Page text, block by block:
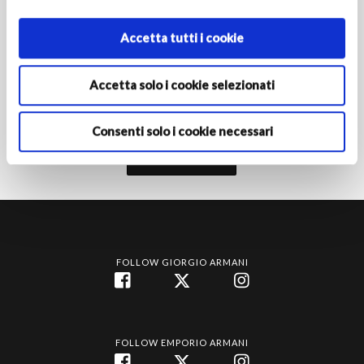
Accetta tutti i cookie
Accetta solo i cookie selezionati
Consenti solo i cookie necessari
Attivando l'iscrizione dichiari di avere almeno 16 anni e
autorizzi le Società del Gruppo Armani al trattamento dei tuoi
comunicazioni di marketing come indicato nellainformativa
FOLLOW GIORGIO ARMANI
FOLLOW EMPORIO ARMANI